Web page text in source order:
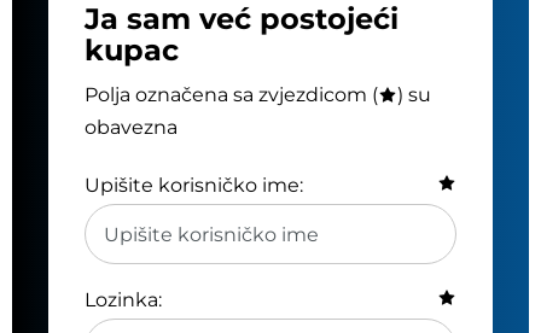
Ja sam već postojeći
kupac
Polja označena sa zvjezdicom (
) su
obavezna
Upišite korisničko ime:
Lozinka: